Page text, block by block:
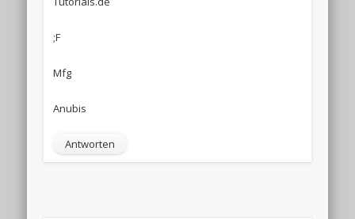
;F
Mfg
Anubis
Antworten